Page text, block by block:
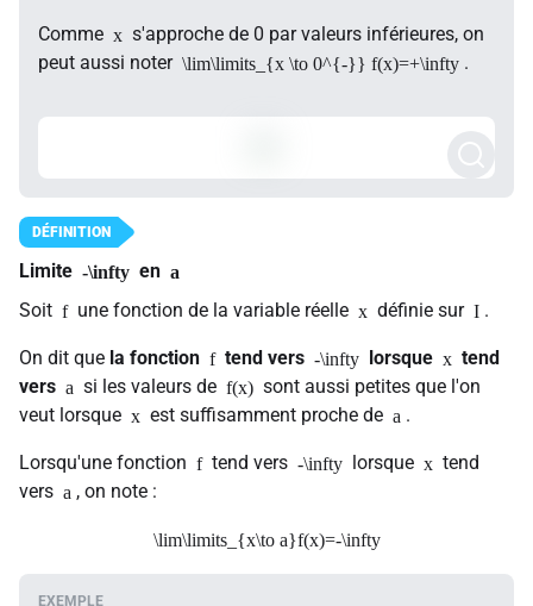
Comme x s'approche de 0 par valeurs inférieures, on
peut aussi noter \lim\limits_{x \to 0^{-}} f(x)=+\infty .
Limite -\infty en a
Soit f une fonction de la variable réelle x définie sur I .
On dit que la fonction f tend vers -\infty lorsque x tend
vers a si les valeurs de f(x) sont aussi petites que l'on
veut lorsque x est suffisamment proche de a .
Lorsqu'une fonction f tend vers -\infty lorsque x tend
vers a , on note :
\lim\limits_{x\to a}f(x)=-\infty